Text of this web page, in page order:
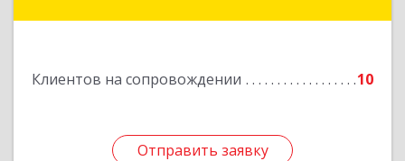
Клиентов на сопровождении 10
Отправить заявку
Отправить заявку